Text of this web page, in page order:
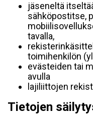
jäseneltä
sähköpostitse,
tavalla,
toimihenkilön
evästeiden tai
avulla
lajiliittojen
Tietojen